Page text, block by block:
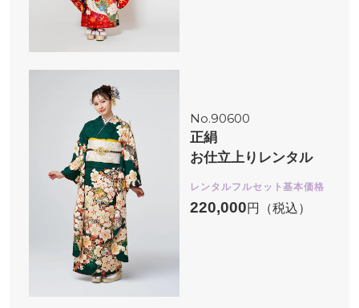
No.90600
正絹
お仕立上りレンタル
レンタルフルセット基本価格
220,000円（税込）